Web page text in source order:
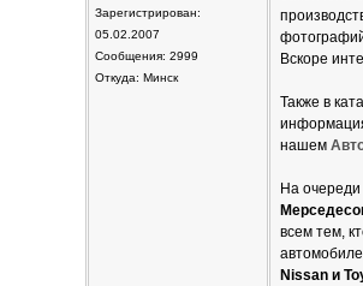
Зарегистрирован:
05.02.2007
Сообщения: 2999
Откуда: Минск
Вскоре
Также в
нашем
На
всем тем,
Nissan и